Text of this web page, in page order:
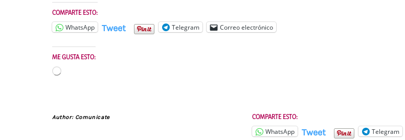
COMPARTE ESTO:
WhatsApp Tweet Telegram Correo electrónico
ME GUSTA ESTO:
Cargando...
Author: Comunicate COMPARTE ESTO:
WhatsApp Tweet Telegram